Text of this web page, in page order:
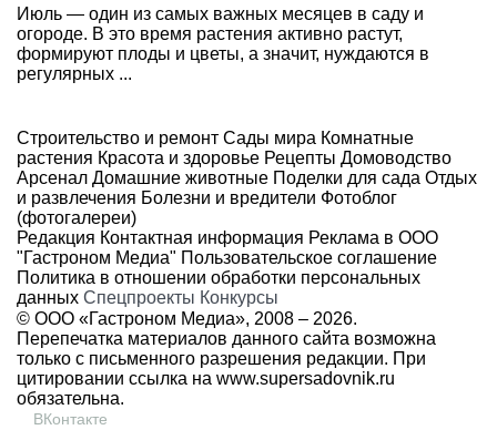
Июль — один из самых важных месяцев в саду и
огороде. В это время растения активно растут,
формируют плоды и цветы, а значит, нуждаются в
регулярных ...
Строительство и ремонт Сады мира Комнатные
растения Красота и здоровье Рецепты Домоводство
Арсенал Домашние животные Поделки для сада Отдых
и развлечения Болезни и вредители Фотоблог
(фотогалереи)
Редакция Контактная информация Реклама в ООО
"Гастроном Медиа" Пользовательское соглашение
Политика в отношении обработки персональных
данных Спецпроекты Конкурсы
© ООО «Гастроном Медиа», 2008 – 2026.
Перепечатка материалов данного сайта возможна
только с письменного разрешения редакции. При
цитировании ссылка на www.supersadovnik.ru
обязательна.
ВКонтакте